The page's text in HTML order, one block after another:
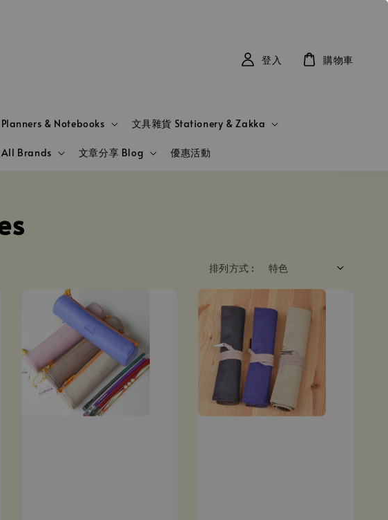
& Notebooks 文具雜貨 Stationery & Zakka
All Brands 文章分享 Blog 優惠活動
登入 購物車
排列方式 :